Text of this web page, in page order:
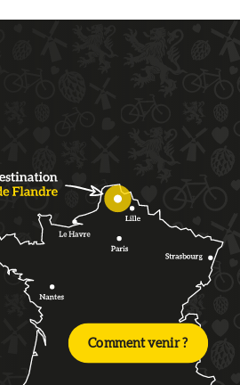
Comment venir ?